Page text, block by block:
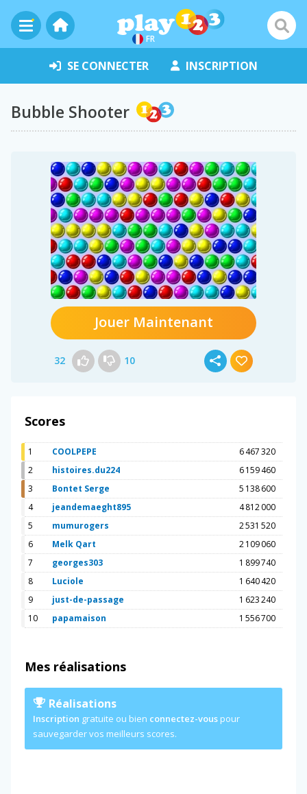
FR
SE CONNECTER INSCRIPTION
Bubble Shooter
Jouer Maintenant
32 10
Scores
1 COOLPEPE
6 467 320
2
histoires.du224
6 159 460
3
Bontet Serge
5 138 600
4
jeandemaeght895
4 812 000
5
mumurogers
2 531 520
6
Melk Qart
2 109 060
7
georges303
1 899 740
8
Luciole
1 640 420
9
just-de-passage
1 623 240
10
papamaison 1 556 700
Mes réalisations
Réalisations
Inscription gratuite ou bien connectez-vous pour
sauvegarder vos meilleurs scores.